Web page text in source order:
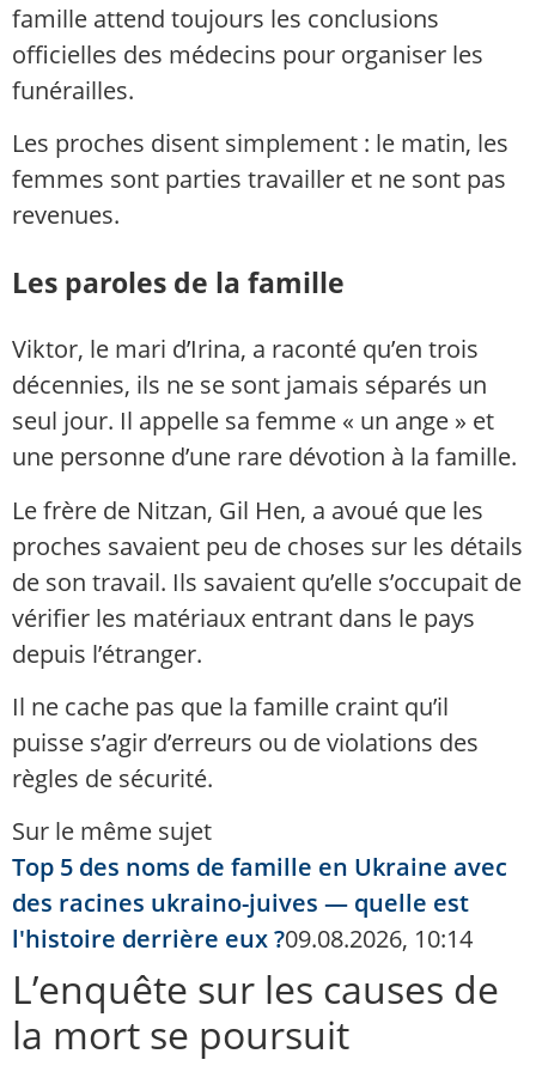
famille attend toujours les conclusions
officielles des médecins pour organiser les
funérailles.
Les proches disent simplement : le matin, les
femmes sont parties travailler et ne sont pas
revenues.
Les paroles de la famille
Viktor, le mari d’Irina, a raconté qu’en trois
décennies, ils ne se sont jamais séparés un
seul jour. Il appelle sa femme « un ange » et
une personne d’une rare dévotion à la famille.
Le frère de Nitzan, Gil Hen, a avoué que les
proches savaient peu de choses sur les détails
de son travail. Ils savaient qu’elle s’occupait de
vérifier les matériaux entrant dans le pays
depuis l’étranger.
Il ne cache pas que la famille craint qu’il
puisse s’agir d’erreurs ou de violations des
règles de sécurité.
Sur le même sujet
Top 5 des noms de famille en Ukraine avec
des racines ukraino-juives — quelle est
l'histoire derrière eux ?09.08.2026, 10:14
L’enquête sur les causes de
la mort se poursuit